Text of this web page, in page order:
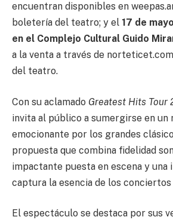
encuentran disponibles en
boletería del teatro; y el 17 de
en el Complejo Cultural Guido
a la venta a través de
del teatro.
Con su aclamado Greatest Hits Tour
invita al público a sumergirse en un
emocionante por los grandes
propuesta que combina fidelidad
impactante puesta en escena y
captura la esencia de los
El espectáculo se destaca por sus